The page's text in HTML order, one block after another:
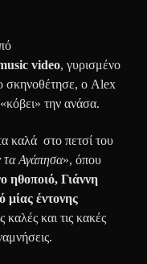
video, γυρισμένο
σκηνοθέτησε, ο Alex
την ανάσα.
καλά στο πετσί του
Αγάπησα», όπου
ηθοποιό, Γιάννη
μίας έντονης
καλές και τις κακές